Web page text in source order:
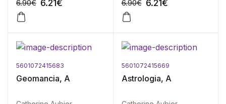
6.90€ 6.21€ 6.90€ 6.21€
5601072415683
Geomancia, A
5601072415669
Astrologia, A